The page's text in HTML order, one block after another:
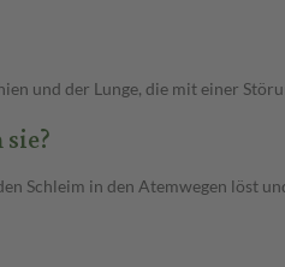
und der Lunge, die mit einer
in den Atemwegen löst